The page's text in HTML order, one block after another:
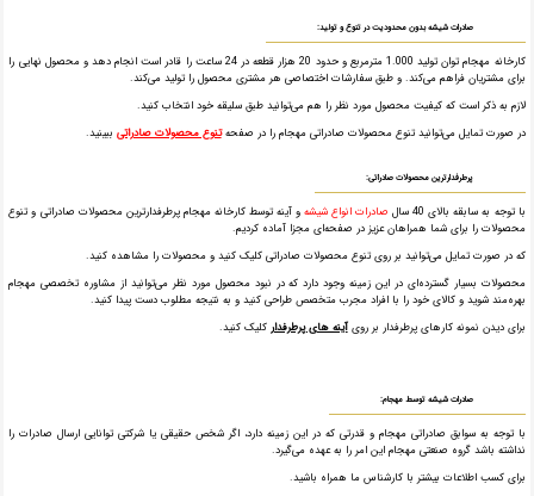
صادرات شیشه بدون محدودیت در تنوع و تولید:
کارخانه مهجام توان تولید 1.000 مترمربع و حدود 20 هزار قطعه در 24 ساعت را قادر است انجام دهد و محصول نهایی را
برای مشتریان فراهم می‌کند. و طبق سفارشات اختصاصی هر مشتری محصول را تولید می‌کند.
لازم به ذکر است که کیفیت محصول مورد نظر را هم می‌توانید طبق سلیقه خود انتخاب کنید.
در صورت تمایل می‌توانید تنوع محصولات صادراتی مهجام را در صفحهتنوع محصولات صادراتی ببینید.
پرطرفدارترین محصولات صادراتی:
با توجه به سابقه بالای 40 سال صادرات انواع شیشهو آینه توسط کارخانه مهجام پرطرفدار‌ترین محصولات صادراتی و تنوع
محصولات را برای شما همراهان عزیز در صفحه‌ای مجزا آماده کردیم.
که در صورت تمایل می‌توانید بر روی تنوع محصولات صادراتی کلیک کنید و محصولات را مشاهده کنید.
محصولات بسیار گسترده‌ای در این زمینه وجود دارد که در نبود محصول مورد نظر می‌توانید از مشاوره تخصصی مهجام
بهره‌مند شوید و کالای خود را با افراد مجرب متخصص طراحی کنید و به نتیجه مطلوب دست پیدا کنید.
برای دیدن نمونه کار‌های پرطرفدار بر رویآینه های پرطرفدار کلیک کنید.
صادرات شیشه توسط مهجام:
با توجه به سوابق صادراتی مهجام و قدرتی که در این زمینه دارد، اگر شخص حقیقی یا شرکتی توانایی ارسال صادرات را
نداشته باشد گروه صنعتی مهجام این امر را به عهده می‌گیرد.
برای کسب اطلاعات بیشتر با کارشناس ما همراه باشید.